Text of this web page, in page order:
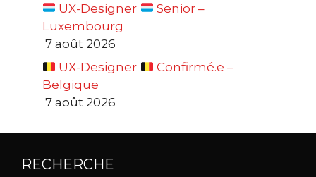
UX-Designer
Senior –
Luxembourg
7 août 2026
UX-Designer
Confirmé.e –
Belgique
7 août 2026
RECHERCHE